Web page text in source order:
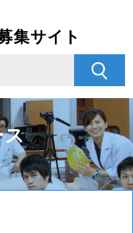
集サイト
ス